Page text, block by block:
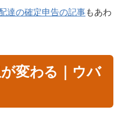
達の確定申告の記事もあわ
変わる｜ウバ